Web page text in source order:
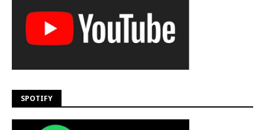
SPOTIFY